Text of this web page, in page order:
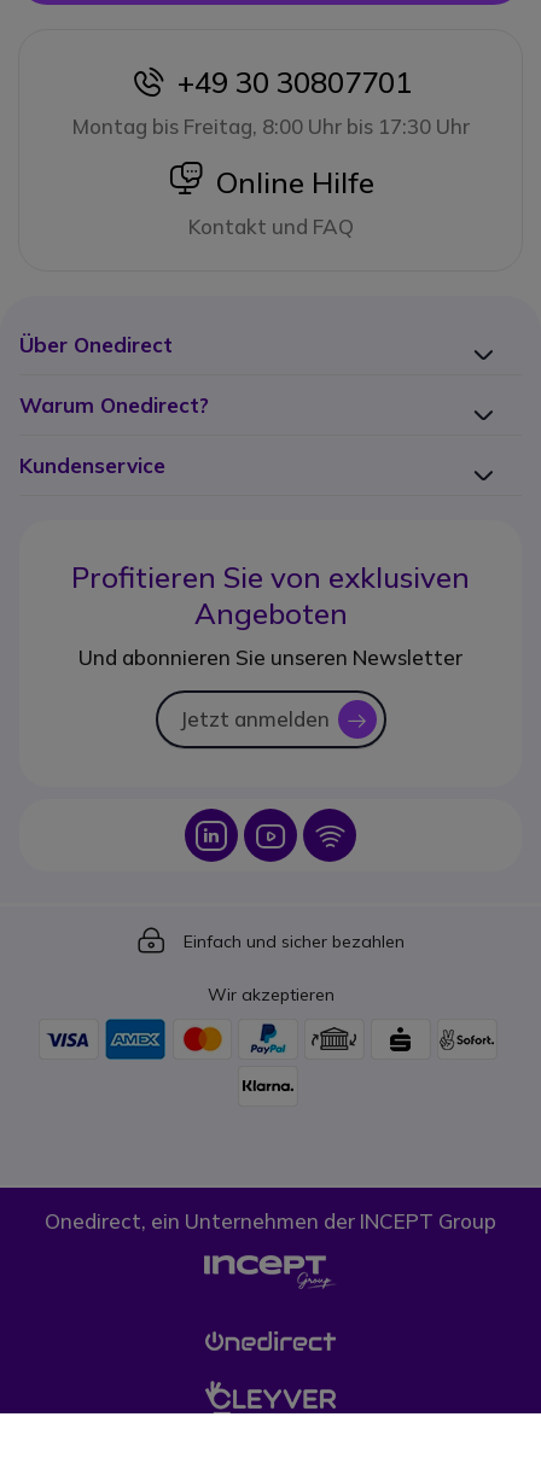
icon
+49 30 30807701
Montag bis Freitag, 8:00 Uhr bis 17:30 Uhr
icon
Online Hilfe
Kontakt und FAQ
Über Onedirect
Warum Onedirect?
Kundenservice
Profitieren Sie von exklusiven
Angeboten
Und abonnieren Sie unseren Newsletter
Jetzt anmelden icon
Icon Icon Icon
Icon
Einfach und sicher bezahlen
Wir akzeptieren
Onedirect, ein Unternehmen der INCEPT Group